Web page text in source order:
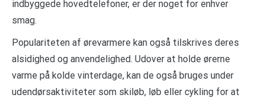
indbyggede hovedtelefoner, er der noget for enhver
smag.
Populariteten af ørevarmere kan også tilskrives deres
alsidighed og anvendelighed. Udover at holde ørerne
varme på kolde vinterdage, kan de også bruges under
udendørsaktiviteter som skiløb, løb eller cykling for at